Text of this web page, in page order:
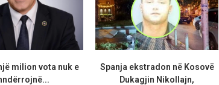
milion vota nuk e
Spanja ekstradon në Kosovë
Dukagjin Nikollajn,